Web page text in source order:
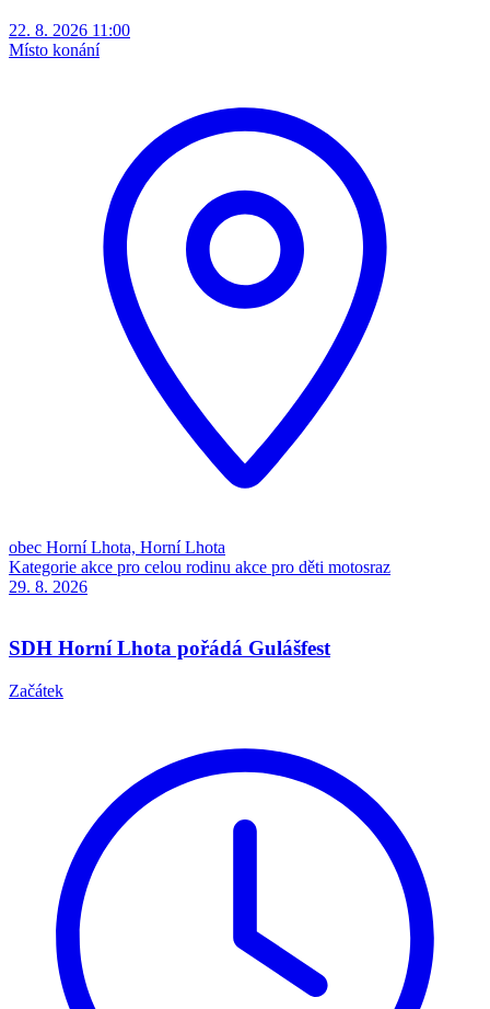
22. 8. 2026 11:00
Místo konání
obec Horní Lhota, Horní Lhota
Kategorie akce pro celou rodinu akce pro děti motosraz
29. 8. 2026
SDH Horní Lhota pořádá Gulášfest
Začátek